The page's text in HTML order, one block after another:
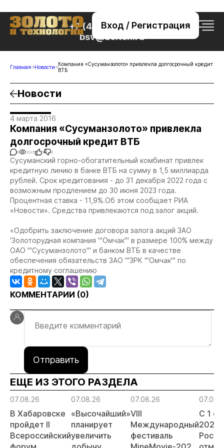
Вход / Регистрация
+7 (495) 221-76-32
bsv@zolteh.ru
Главная Новости
Компания «Сусуманзолото» привлекла долгосрочный кредит
ВТБ
Новости
4 марта 2016
Компания «Сусуманзолото» привлекла
долгосрочный кредит ВТБ
0 2025 0 0
Сусуманский горно-обогатительный комбинат привлек
кредитную линию в банке ВТБ на сумму в 1,5 миллиарда
рублей. Срок кредитования - до 31 декабря 2022 года с
возможным продлением до 30 июня 2023 года.
Процентная ставка - 11,9%.Об этом сообщает РИА
«Новости». Средства привлекаются под залог акций.
«Одобрить заключение договора залога акций ЗАО
'Золоторудная компания '"Омчак'" в размере 100% между
ОАО '"Сусуманзолото'" и банком ВТБ в качестве
обеспечения обязательств ЗАО '"ЗРК '"Омчак'" по
кредитному соглашению
КОММЕНТАРИИ (0)
Отправить
ЕЩЕ ИЗ ЭТОГО РАЗДЕЛА
07.08.26
В Хабаровске
пройдет II
Всероссийский
07.08.26
«Высочайший»
планирует
увеличить
07.08.26
VIII
Международный
фестиваль
С 1
2026